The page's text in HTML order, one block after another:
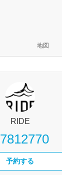
地図
RIDE
予約する